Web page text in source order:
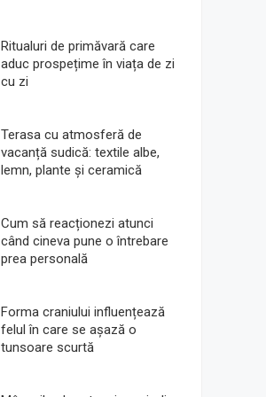
Ritualuri de primăvară care
aduc prospețime în viața de zi
cu zi
Terasa cu atmosferă de
vacanță sudică: textile albe,
lemn, plante și ceramică
Cum să reacționezi atunci
când cineva pune o întrebare
prea personală
Forma craniului influențează
felul în care se așază o
tunsoare scurtă